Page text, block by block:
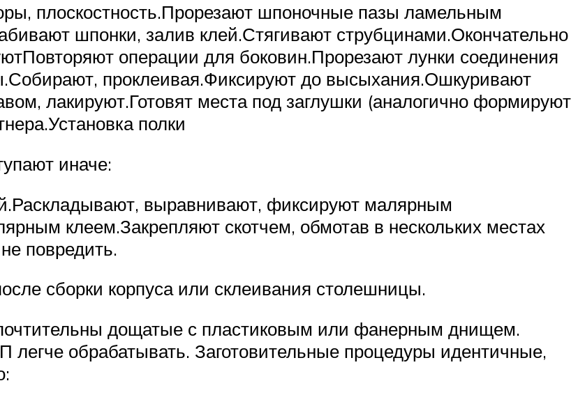
плоскостность.Прорезают шпоночные пазы ламельным
шпонки, залив клей.Стягивают струбцинами.Окончательно
операции для боковин.Прорезают лунки соединения
проклеивая.Фиксируют до высыхания.Ошкуривают
лакируют.Готовят места под заглушки (аналогично формируют
полки
иначе:
выравнивают, фиксируют малярным
клеем.Закрепляют скотчем, обмотав в нескольких местах
повредить.
сборки корпуса или склеивания столешницы.
дощатые с пластиковым или фанерным днищем.
обрабатывать. Заготовительные процедуры идентичные,